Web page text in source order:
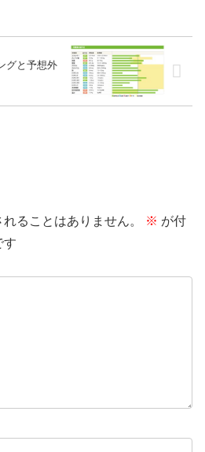
グと予想外
ることはありません。 ※ が付
す